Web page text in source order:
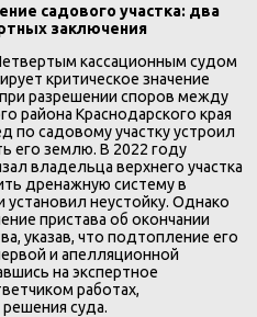
садового участка: два
заключения
кассационным судом
критическое значение
разрешении споров между
района Краснодарского края
по садовому участку устроил
его землю. В 2022 году
владельца верхнего участка
дренажную систему в
неустойку. Однако
пристава об окончании
указав, что подтопление его
и апелляционной
на экспертное
работах,
суда.